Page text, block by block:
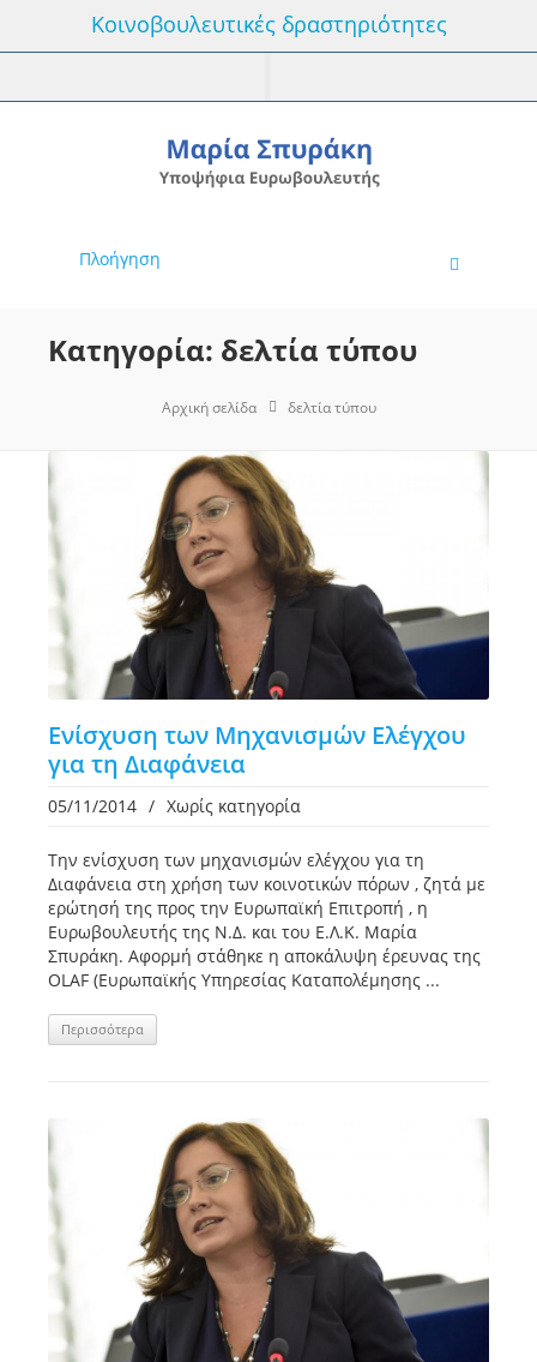
Κοινοβουλευτικές δραστηριότητες
Πλοήγηση
Κατηγορία: δελτία τύπου
Αρχική σελίδα δελτία τύπου
Ενίσχυση των Μηχανισμών Ελέγχου
για τη Διαφάνεια
05/11/2014 / Χωρίς κατηγορία
Την ενίσχυση των μηχανισμών ελέγχου για τη
Διαφάνεια στη χρήση των κοινοτικών πόρων , ζητά με
ερώτησή της προς την Ευρωπαϊκή Επιτροπή , η
Ευρωβουλευτής της Ν.Δ. και του Ε.Λ.Κ. Μαρία
Σπυράκη. Αφορμή στάθηκε η αποκάλυψη έρευνας της
OLAF (Ευρωπαϊκής Υπηρεσίας Καταπολέμησης ...
Περισσότερα